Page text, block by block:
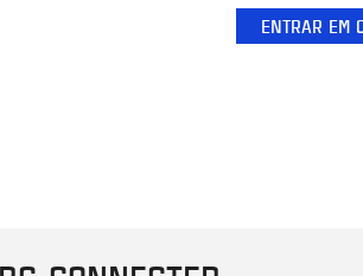
ENTRAR EM